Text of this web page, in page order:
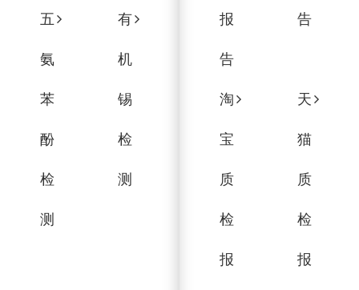
五
氨
苯
酚
检
测
有
机
锡
检
测
报
告
告
淘
宝
质
检
报
天
猫
质
检
报